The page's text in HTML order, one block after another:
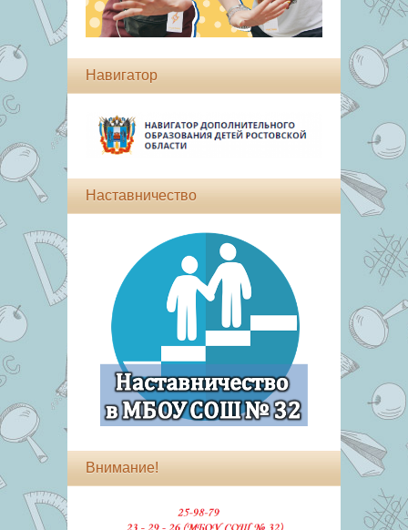
Навигатор
Наставничество
Внимание!